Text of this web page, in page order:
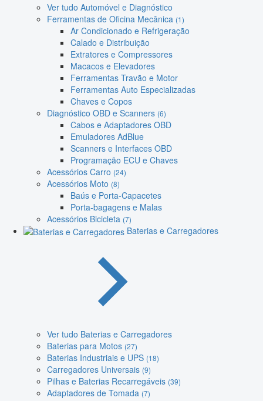
Ver tudo Automóvel e Diagnóstico
Ferramentas de Oficina Mecânica (1)
Ar Condicionado e Refrigeração
Calado e Distribuição
Extratores e Compressores
Macacos e Elevadores
Ferramentas Travão e Motor
Ferramentas Auto Especializadas
Chaves e Copos
Diagnóstico OBD e Scanners (6)
Cabos e Adaptadores OBD
Emuladores AdBlue
Scanners e Interfaces OBD
Programação ECU e Chaves
Acessórios Carro (24)
Acessórios Moto (8)
Baús e Porta-Capacetes
Porta-bagagens e Malas
Acessórios Bicicleta (7)
Baterias e Carregadores
Ver tudo Baterias e Carregadores
Baterias para Motos (27)
Baterias Industriais e UPS (18)
Carregadores Universais (9)
Pilhas e Baterias Recarregáveis (39)
Adaptadores de Tomada (7)